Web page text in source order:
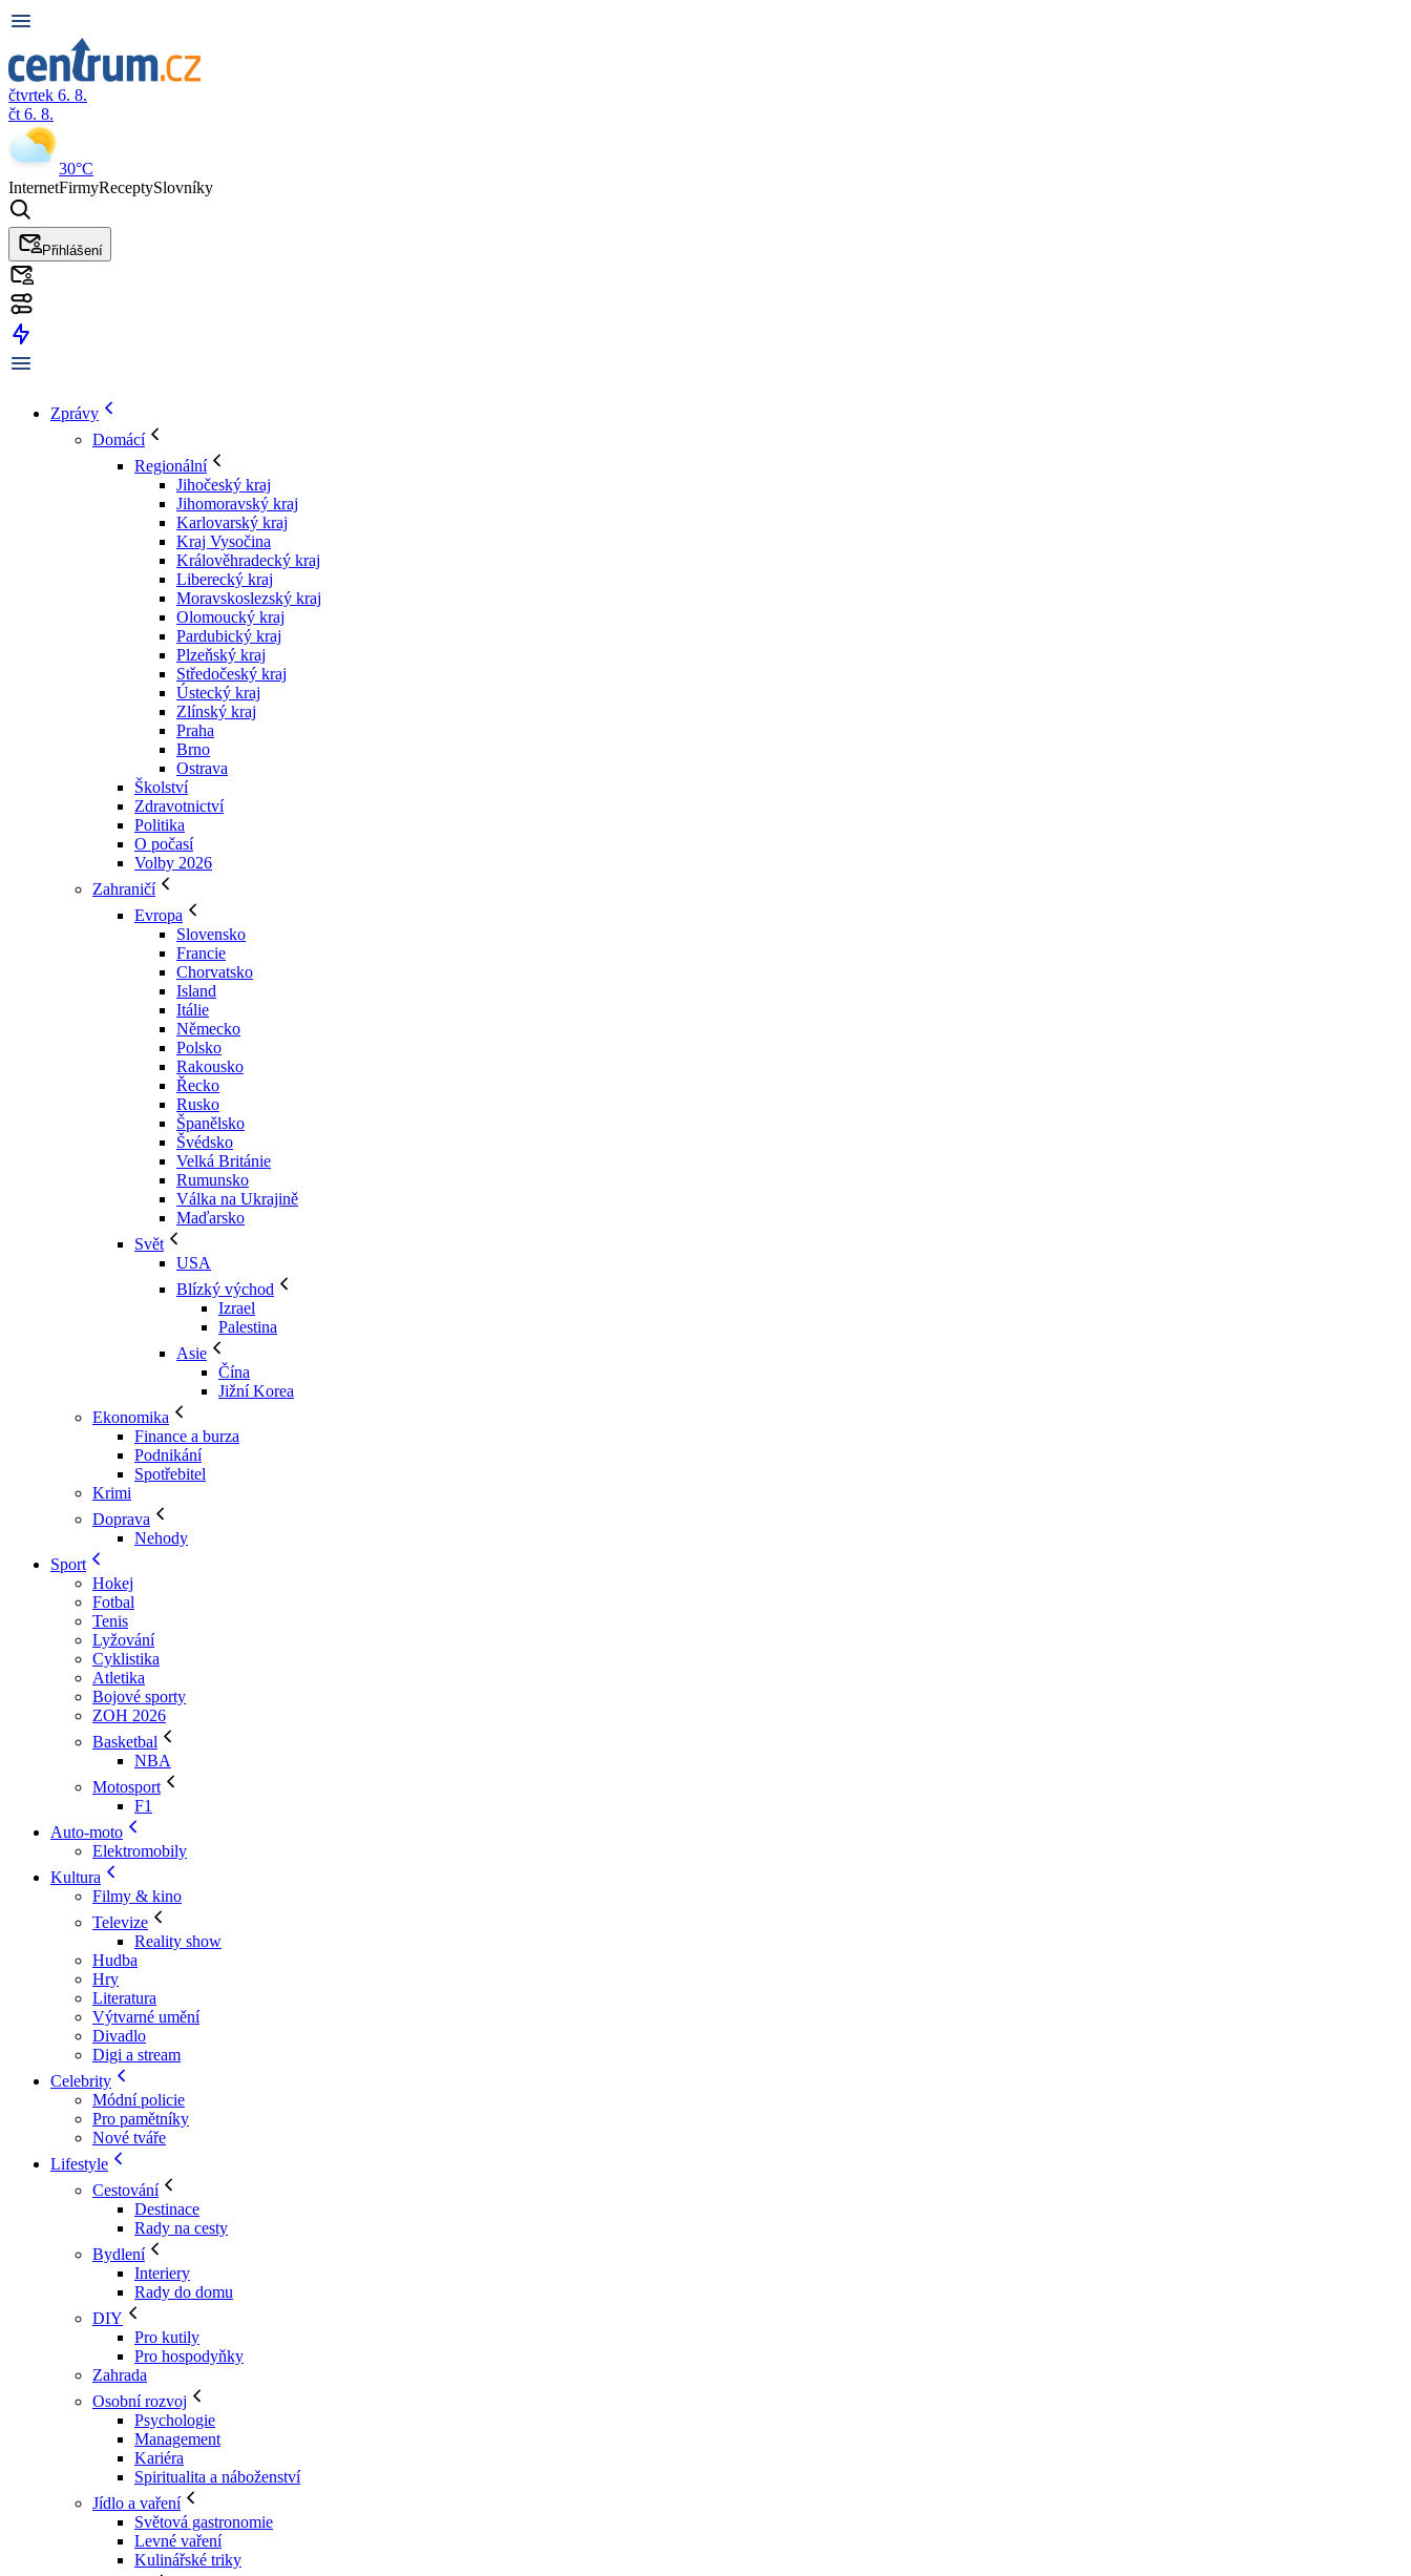
čtvrtek 6. 8.
čt 6. 8.
30°C
InternetFirmyReceptySlovníky
Přihlášení
Zprávy
Domácí
Regionální
Jihočeský kraj
Jihomoravský kraj
Karlovarský kraj
Kraj Vysočina
Králověhradecký kraj
Liberecký kraj
Moravskoslezský kraj
Olomoucký kraj
Pardubický kraj
Plzeňský kraj
Středočeský kraj
Ústecký kraj
Zlínský kraj
Praha
Brno
Ostrava
Školství
Zdravotnictví
Politika
O počasí
Volby 2026
Zahraničí
Evropa
Slovensko
Francie
Chorvatsko
Island
Itálie
Německo
Polsko
Rakousko
Řecko
Rusko
Španělsko
Švédsko
Velká Británie
Rumunsko
Válka na Ukrajině
Maďarsko
Svět
USA
Blízký východ
Izrael
Palestina
Asie
Čína
Jižní Korea
Ekonomika
Finance a burza
Podnikání
Spotřebitel
Krimi
Doprava
Nehody
Sport
Hokej
Fotbal
Tenis
Lyžování
Cyklistika
Atletika
Bojové sporty
ZOH 2026
Basketbal
NBA
Motosport
F1
Auto-moto
Elektromobily
Kultura
Filmy & kino
Televize
Reality show
Hudba
Hry
Literatura
Výtvarné umění
Divadlo
Digi a stream
Celebrity
Módní policie
Pro pamětníky
Nové tváře
Lifestyle
Cestování
Destinace
Rady na cesty
Bydlení
Interiery
Rady do domu
DIY
Pro kutily
Pro hospodyňky
Zahrada
Osobní rozvoj
Psychologie
Management
Kariéra
Spiritualita a náboženství
Jídlo a vaření
Světová gastronomie
Levné vaření
Kulinářské triky